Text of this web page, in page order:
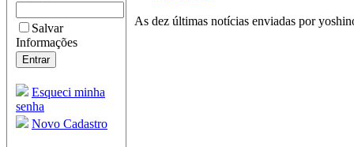
Salvar
Informações
Esqueci minha
senha
Novo Cadastro
As dez últimas notícias enviadas por